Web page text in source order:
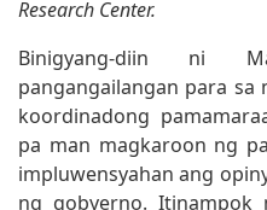
Research Center.
Binigyang-diin ni
pangangailangan para sa
koordinadong
pa man magkaroon ng
impluwensyahan ang
ng gobyerno. Itinampok